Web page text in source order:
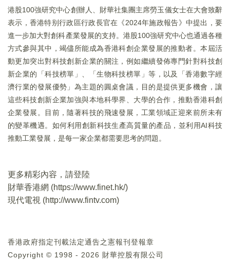
港股100強研究中心創辦人、財華社集團主席勞玉儀女士在大會致辭
表示，香港特别行政區行政長官在《2024年施政報告》中提出，要
進一步加大對創科產業發展的支持。港股100強研究中心也通過各種
方式參與其中，竭儘所能成為香港科創企業發展的推動者。本屆活
動更加突出對科技創新企業的關注，例如繼續發佈專門針對科技創
新企業的「科技榜單」、「生物科技榜單」等，以及「香港數字經
濟行業的發展優勢」為主題的圓桌會議，目的是提供更多機會，讓
這些科技創新企業加強與本地科學界、大學的合作，推動香港科創
企業發展。目前，隨著科技的飛速發展，工業領域正迎來前所未有
的變革機遇。如何利用創新科技生產高質量的產品，並利用AI科技
推動工業發展，是每一家企業都需要思考的問題。
更多精彩內容，請登陸
財華香港網 (https://www.finet.hk/)
現代電視 (http://www.fintv.com)
香港政府指定刊載法定通告之憲報刊登報章
Copyright © 1998 - 2026 財華控股有限公司